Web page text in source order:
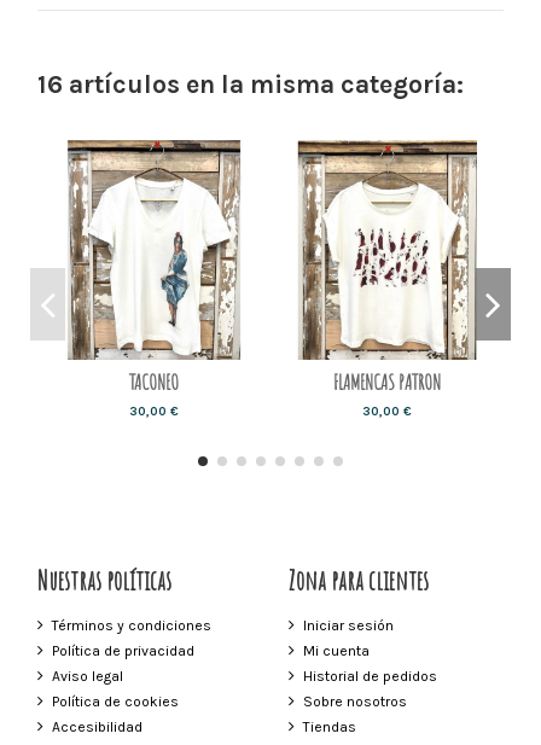
16 artículos en la misma categoría:
TACONEO
30,00 €
FLAMENCAS PATRON
30,00 €
Nuestras políticas
Términos y condiciones
Política de privacidad
Aviso legal
Política de cookies
Accesibilidad
Zona para clientes
Iniciar sesión
Mi cuenta
Historial de pedidos
Sobre nosotros
Tiendas